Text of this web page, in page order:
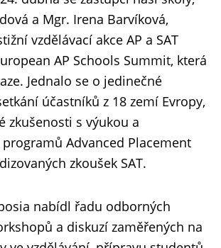
a Mgr. Irena Barvíková,
vzdělávací akce AP a SAT
AP Schools Summit, která
Jednalo se o jedinečné
účastníků z 18 zemí Evropy,
zkušenosti s výukou a
Advanced Placement
zkoušek SAT.
nabídl řadu odborných
a diskuzí zaměřených na